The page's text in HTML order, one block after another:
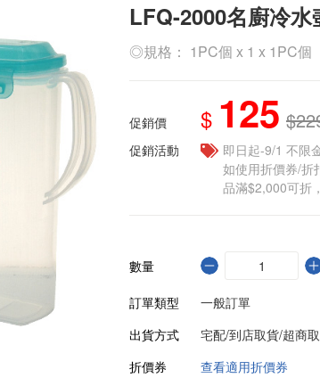
LFQ-2000名廚冷
◎規格： 1PC個 x 1 x 1PC個
促銷價 $ 125
促銷活動
即日起-9/1 不限
如使用折價券/折
品滿$2,000可折
數量
訂單類型
一般訂單
出貨方式
宅配/到店取貨/超商
折價券
查看適用折價券